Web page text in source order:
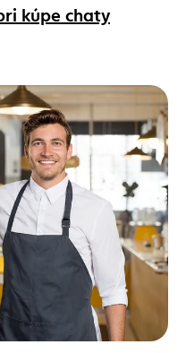
kúpe chaty